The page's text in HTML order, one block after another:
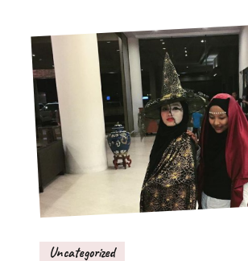
Uncategorized